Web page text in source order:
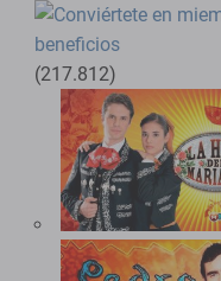
(217.812)